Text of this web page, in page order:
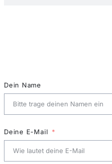
Dein Name
Deine E-Mail